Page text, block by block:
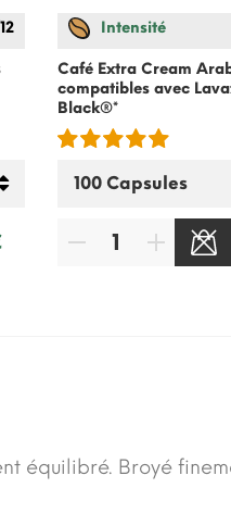
Intensité
Café Extra Cream
compatibles avec
Black®*
équilibré. Broyé